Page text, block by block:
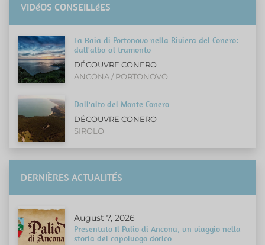
VIDéOS CONSEILLéES
La Baia di Portonovo nella Riviera del Conero:
dall'alba al tramonto
DÉCOUVRE CONERO
ANCONA / PORTONOVO
Dall'alto del Monte Conero
DÉCOUVRE CONERO
SIROLO
DERNIÈRES ACTUALITÉS
August 7, 2026
Presentato Il Palio di Ancona, un viaggio nella
storia del capoluogo dorico